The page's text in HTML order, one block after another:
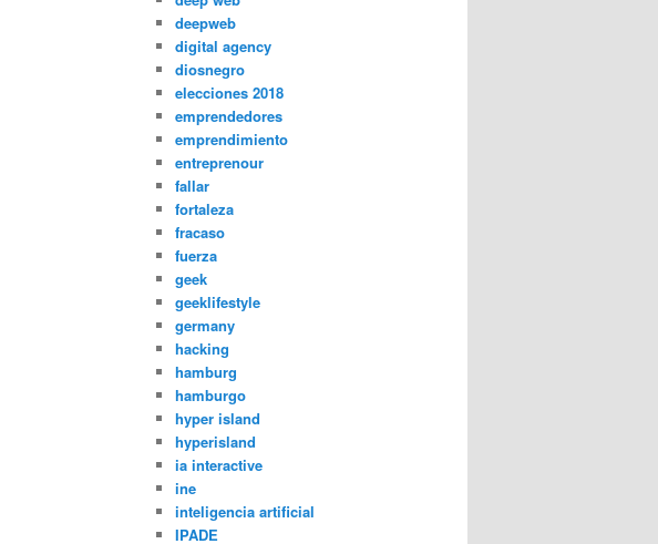
deepweb
digital agency
diosnegro
elecciones 2018
emprendedores
emprendimiento
entreprenour
fallar
fortaleza
fracaso
fuerza
geek
geeklifestyle
germany
hacking
hamburg
hamburgo
hyper island
hyperisland
ia interactive
ine
inteligencia artificial
IPADE